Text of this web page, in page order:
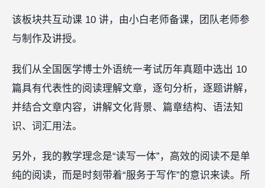
该板块共互动课 10 讲，由小白老师备课，团队老师参
与制作及讲授。
我们从全国医学博士外语统一考试历年真题中选出 10
篇具有代表性的阅读理解文章，逐句分析，逐题讲解，
并结合文章内容，讲解文化背景、篇章结构、语法知
识、词汇用法。
另外，我的教学理念是“读写一体”，高效的阅读不是单
纯的阅读，而是时刻带着“服务于写作”的意识来读。所